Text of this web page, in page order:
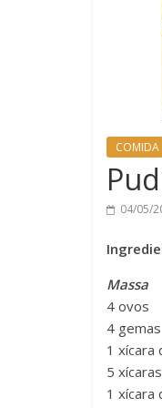
COMIDA
04/05/
Massa
4 ovos
4 gemas
1 xícara
5
1 xícara